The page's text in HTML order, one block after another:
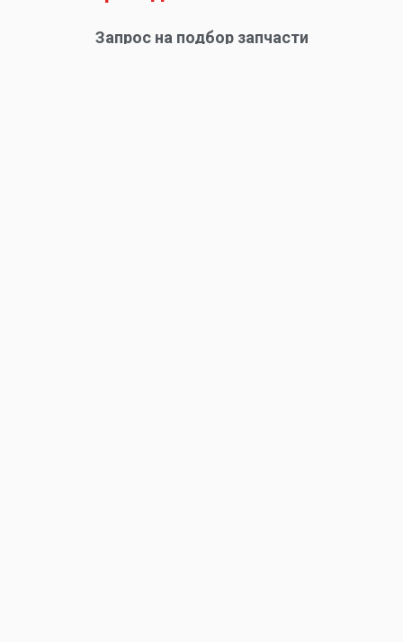
Запрос на подбор запчасти